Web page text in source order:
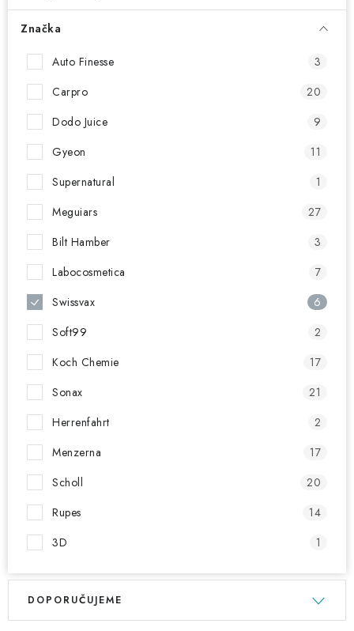
KONTAKTY
PRODÁVANÉ ZNAČKY
BYDLENÍ
Věrnostní program
Podmínky ochrany osobních údajů
Značka
Auto Finesse
3
Carpro
20
Dodo Juice
9
Gyeon
11
Supernatural
1
Meguiars
27
Bilt Hamber
3
Labocosmetica
7
Swissvax
6
Soft99
2
Koch Chemie
17
Sonax
21
Herrenfahrt
2
Menzerna
17
Scholl
20
Rupes
14
3D
1
V
Ř
DOPORUČUJEME